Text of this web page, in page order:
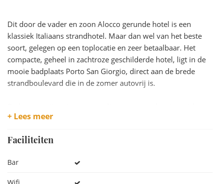
Dit door de vader en zoon Alocco gerunde hotel is een
klassiek Italiaans strandhotel. Maar dan wel van het beste
soort, gelegen op een toplocatie en zeer betaalbaar. Het
compacte, geheel in zachtroze geschilderde hotel, ligt in de
mooie badplaats Porto San Giorgio, direct aan de brede
strandboulevard die in de zomer autovrij is.
superschoon. Ze beschikken alle over een balkon vanwaar je
boulevard hebt. In de veranda aan de voorzijde van het
ook een kleine bar waar je om een caffè kunt vragen of ’s
+ Lees meer
Faciliteiten
Bar
Wifi